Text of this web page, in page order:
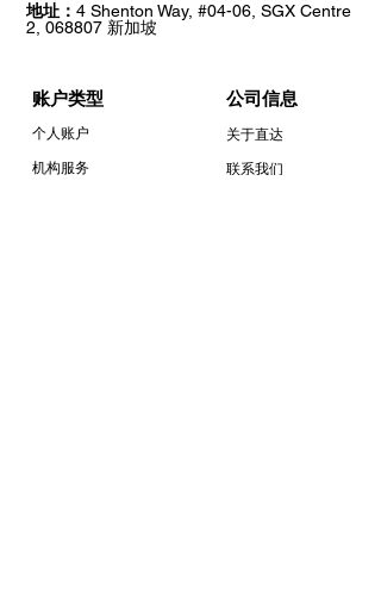
地址： 4 Shenton Way, #04-06, SGX Centre
2, 068807 新加坡
账户类型
个人账户
机构服务
公司信息
关于直达
联系我们